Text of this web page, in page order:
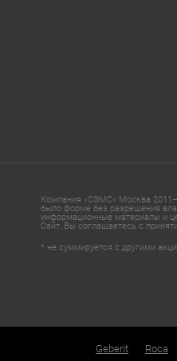
Компания «СЭМС» Москва
было форме без разрешения
информационные материалы и
Сайт, Вы соглашаетесь с
* не суммируется с другими
Geberit Roca